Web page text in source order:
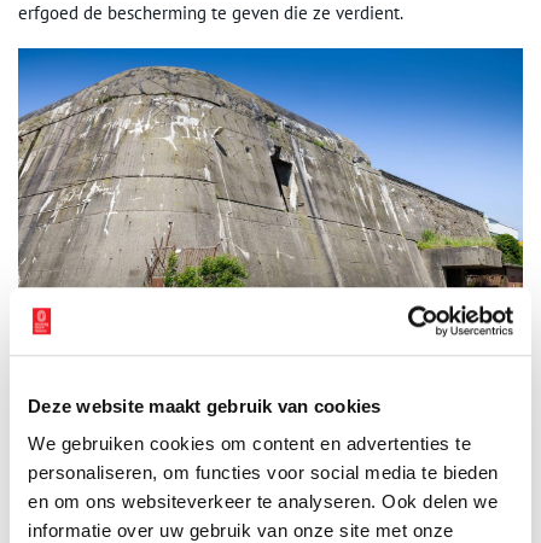
Deze website maakt gebruik van cookies
We gebruiken cookies om content en advertenties te
personaliseren, om functies voor social media te bieden
en om ons websiteverkeer te analyseren. Ook delen we
informatie over uw gebruik van onze site met onze
erfgoed de bescherming te geven die ze verdient.
Beeld via Erfgoedvereniging Heemschut.
Over de Schnellbootbunker
De Schnellbootbunker is de grootste bunker van ons land: 245
meter lang, 75 meter breed en 17 meter hoog. De bunker werd